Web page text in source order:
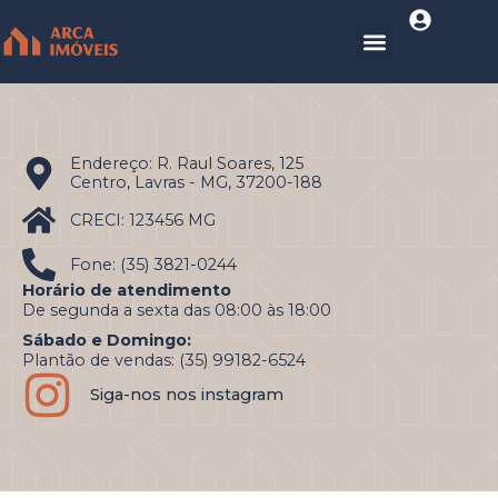
Endereço: R. Raul Soares, 125
Centro, Lavras - MG, 37200-188
CRECI: 123456 MG
Fone: (35) 3821-0244
Horário de atendimento
De segunda a sexta das 08:00 às 18:00
Sábado e Domingo:
Plantão de vendas: (35) 99182-6524
Siga-nos nos instagram